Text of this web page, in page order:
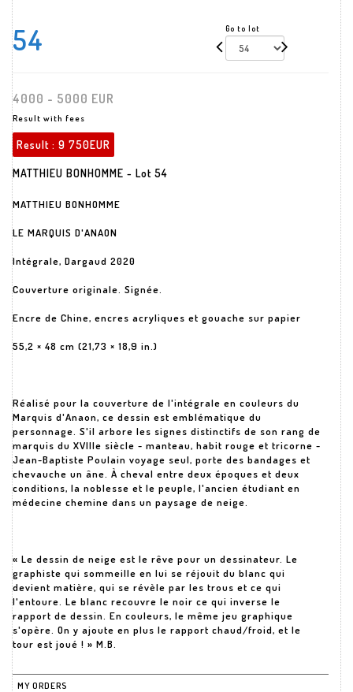
54 Go to lot
4000 - 5000 EUR
Result with fees
Result : 9 750EUR
MATTHIEU BONHOMME - Lot 54
MATTHIEU BONHOMME
LE MARQUIS D'ANAON
Intégrale, Dargaud 2020
Couverture originale. Signée.
Encre de Chine, encres acryliques et gouache sur papier
55,2 × 48 cm (21,73 × 18,9 in.)
Réalisé pour la couverture de l'intégrale en couleurs du
Marquis d'Anaon, ce dessin est emblématique du
personnage. S'il arbore les signes distinctifs de son rang de
marquis du XVIIIe siècle - manteau, habit rouge et tricorne -
Jean-Baptiste Poulain voyage seul, porte des bandages et
chevauche un âne. À cheval entre deux époques et deux
conditions, la noblesse et le peuple, l'ancien étudiant en
médecine chemine dans un paysage de neige.
« Le dessin de neige est le rêve pour un dessinateur. Le
graphiste qui sommeille en lui se réjouit du blanc qui
devient matière, qui se révèle par les trous et ce qui
l'entoure. Le blanc recouvre le noir ce qui inverse le
rapport de dessin. En couleurs, le même jeu graphique
s'opère. On y ajoute en plus le rapport chaud/froid, et le
tour est joué ! » M.B.
MY ORDERS